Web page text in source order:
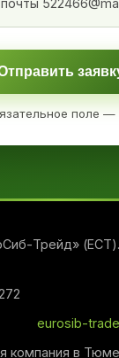
поле —
Трейд» (ЕСТ).
eurosib-
компания в